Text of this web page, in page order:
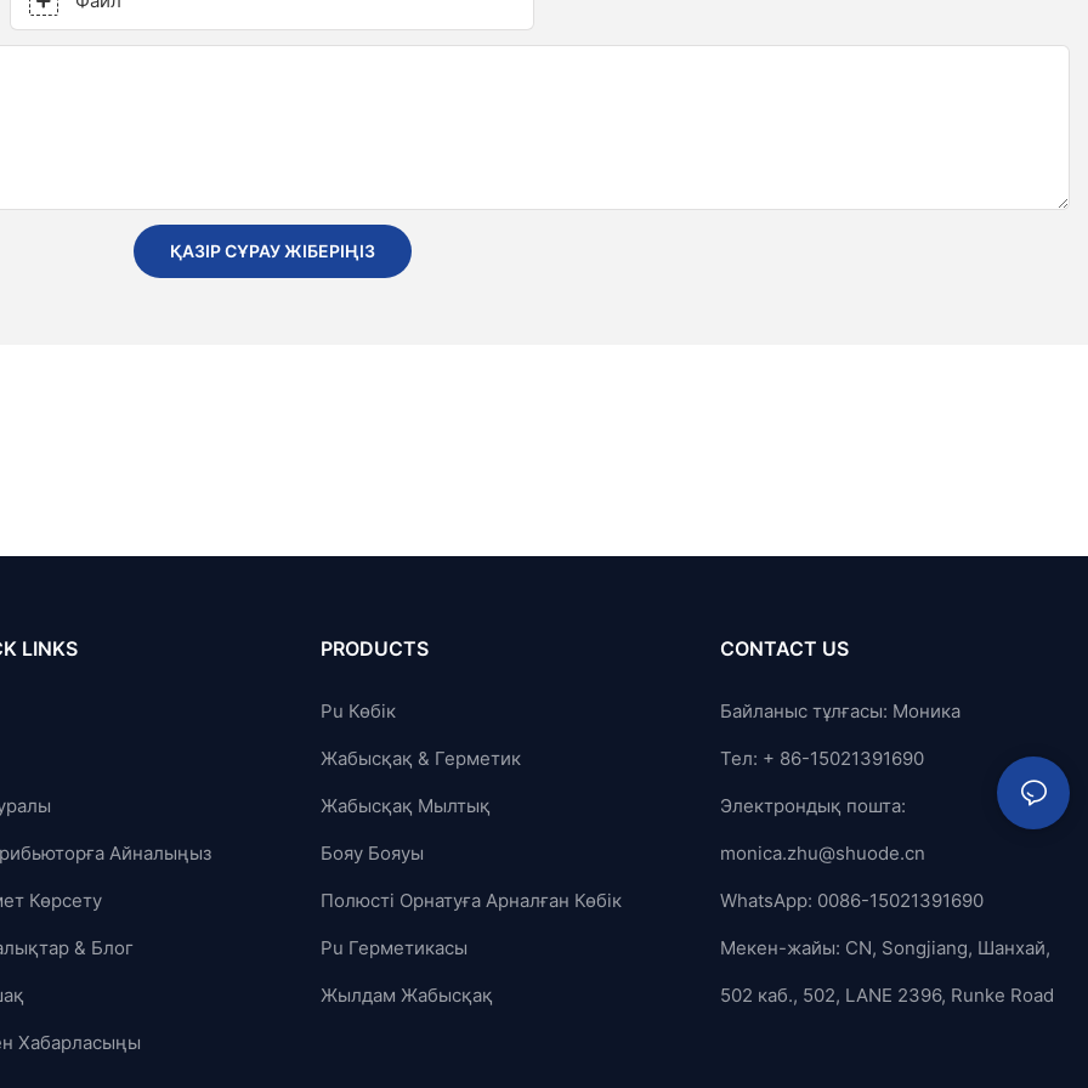
ҚАЗІР СҰРАУ ЖІБЕРІҢІЗ
LINKS
Айналыңыз
Көрсету
& Блог
Хабарласыңы
PRODUCTS
Pu Көбік
Жабысқақ & Герметик
Жабысқақ Мылтық
Бояу Бояуы
Полюсті Орнатуға Арналған Көбік
Pu Герметикасы
Жылдам Жабысқақ
CONTACT US
Байланыс тұлғасы: Моника
Тел: + 86-15021391690
Электрондық пошта:
monica.zhu@shuode.cn
WhatsApp: 0086-15021391690
Мекен-жайы: CN, Songjiang, Шанхай,
502 каб., 502, LANE 2396, Runke Road